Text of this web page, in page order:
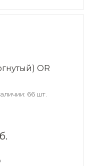
OR
66 шт.